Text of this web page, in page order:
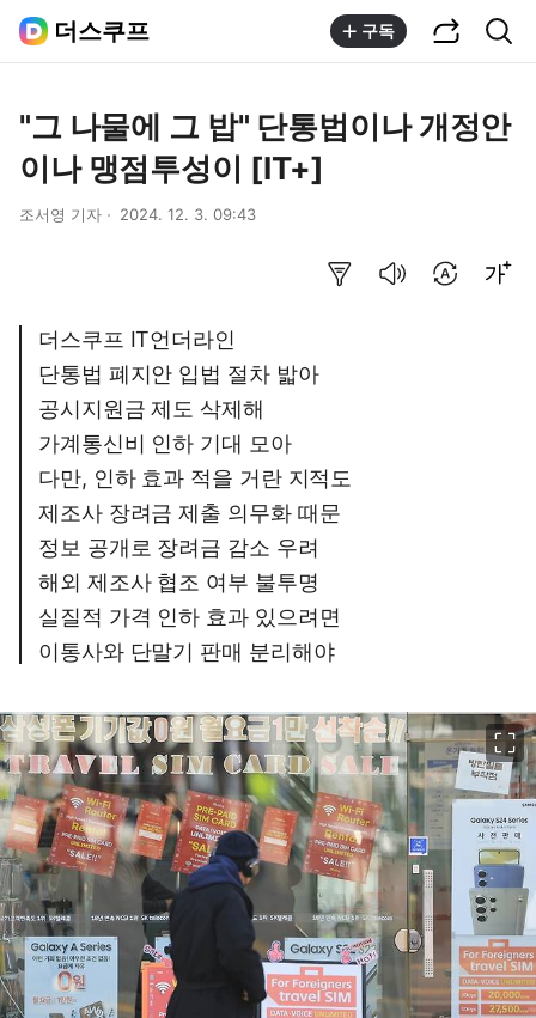
더스쿠프 구독
"그 나물에 그 밥" 단통법이나 개정안
이나 맹점투성이 [IT+]
조서영 기자 2024. 12. 3. 09:43
더스쿠프 IT언더라인
단통법 폐지안 입법 절차 밟아
공시지원금 제도 삭제해
가계통신비 인하 기대 모아
다만, 인하 효과 적을 거란 지적도
제조사 장려금 제출 의무화 때문
정보 공개로 장려금 감소 우려
해외 제조사 협조 여부 불투명
실질적 가격 인하 효과 있으려면
이통사와 단말기 판매 분리해야